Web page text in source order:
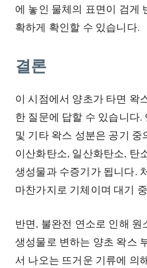
에 놓인 물체의 표면이 검게
확하게 확인할 수 있습니다.
결론
이 시점에서 양초가 타면 왁
한 질문에 답할 수 있습니다
및 기타 왁스 성분은 공기
이산화탄소, 일산화탄소, 탄
생성물과 수증기가 됩니다.
마찬가지로 기체이며 대기
반면, 불완전 연소로 인해 원
생성물로 변하는 양초 왁스
서 나오는 뜨거운 기류에 의